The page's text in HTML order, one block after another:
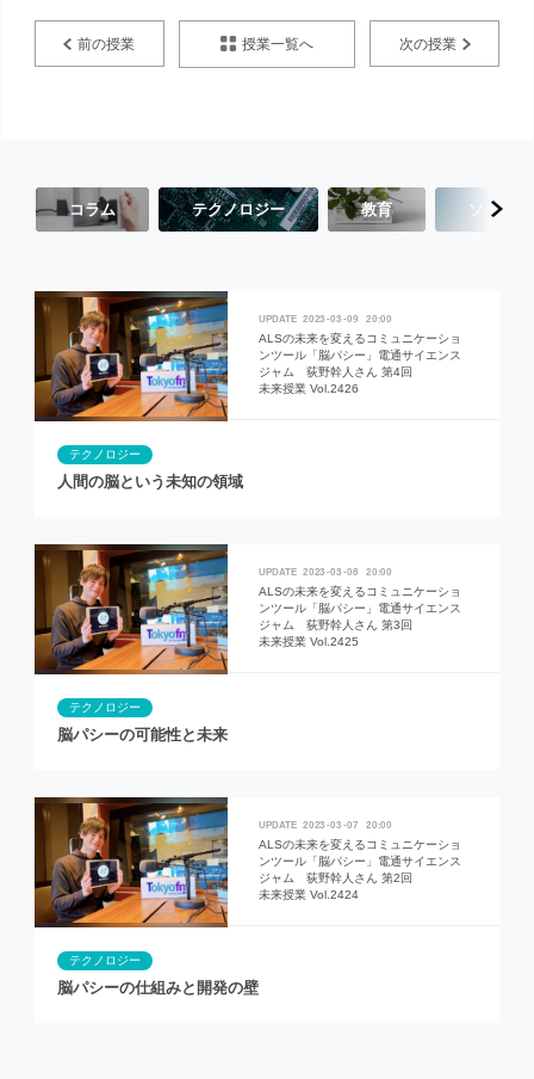
前の授業 授業一覧へ 次の授業
コラム テクノロジー 教育 ソーシャ
2023 03 09 20:00
ALSの未来を変えるコミュニケーショ
ンツール「脳パシー」電通サイエンス
ジャム 荻野幹人さん 第4回
未来授業 Vol.2426
テクノロジー
人間の脳という未知の領域
2023 03 08 20:00
ALSの未来を変えるコミュニケーショ
ンツール「脳パシー」電通サイエンス
ジャム 荻野幹人さん 第3回
未来授業 Vol.2425
テクノロジー
脳パシーの可能性と未来
2023 03 07 20:00
ALSの未来を変えるコミュニケーショ
ンツール「脳パシー」電通サイエンス
ジャム 荻野幹人さん 第2回
未来授業 Vol.2424
テクノロジー
脳パシーの仕組みと開発の壁